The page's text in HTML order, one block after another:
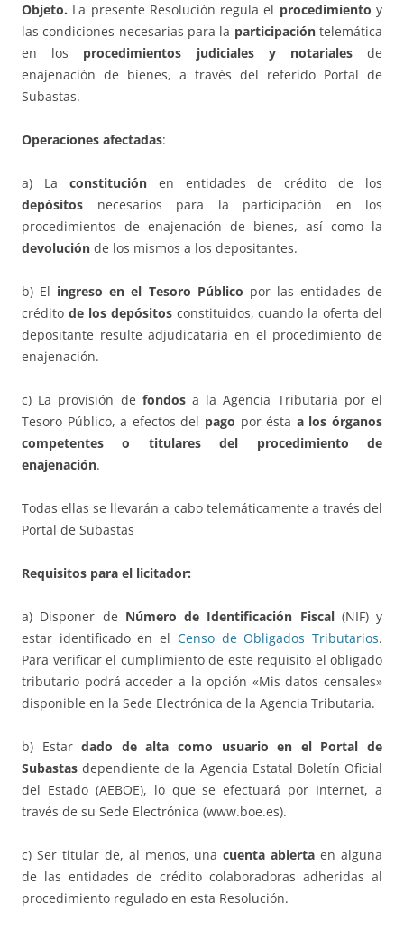
Objeto. La presente Resolución regula el procedimiento y
las condiciones necesarias para la participacióntelemática
en los procedimientos judiciales y notarialesde
enajenación de bienes, a través del referido Portal de
Subastas.
Operaciones afectadas:
a) La constituciónen entidades de crédito de los
depósitos necesarios para la participación en los
procedimientos de enajenación de bienes, así como la
devolución de los mismos a los depositantes.
b) El ingreso en el Tesoro Público por las entidades de
crédito de los depósitosconstituidos, cuando la oferta del
depositante resulte adjudicataria en el procedimiento de
enajenación.
c) La provisión de fondosa la Agencia Tributaria por el
Tesoro Público, a efectos del pago por ésta a los órganos
competentes o titulares del procedimiento de
enajenación.
Todas ellas se llevarán a cabo telemáticamente a través del
Portal de Subastas
Requisitos para el licitador:
a) Disponer de Número de Identificación Fiscal(NIF) y
estar identificado en el Censo de Obligados Tributarios.
Para verificar el cumplimiento de este requisito el obligado
tributario podrá acceder a la opción «Mis datos censales»
disponible en la Sede Electrónica de la Agencia Tributaria.
b) Estardado de alta como usuario en el Portal de
Subastas dependiente de la Agencia Estatal Boletín Oficial
del Estado (AEBOE), lo que se efectuará por Internet, a
través de su Sede Electrónica (www.boe.es).
c) Ser titular de, al menos, unacuenta abierta en alguna
de las entidades de crédito colaboradoras adheridas al
procedimiento regulado en esta Resolución.